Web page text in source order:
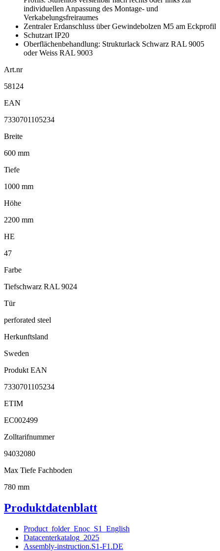
individuellen Anpassung des Montage- und
Verkabelungsfreiraumes
Zentraler Erdanschluss über Gewindebolzen M5 am Eckprofil
Schutzart IP20
Oberflächenbehandlung: Strukturlack Schwarz RAL 9005
oder Weiss RAL 9003
Art.nr
58124
EAN
7330701105234
Breite
600 mm
Tiefe
1000 mm
Höhe
2200 mm
HE
47
Farbe
Tiefschwarz RAL 9024
Tür
perforated steel
Herkunftsland
Sweden
Produkt EAN
7330701105234
ETIM
EC002499
Zolltarifnummer
94032080
Max Tiefe Fachboden
780 mm
Produktdatenblatt
Product_folder_Enoc_S1_English
Datacenterkatalog_2025
Assembly-instruction.S1-F1.DE